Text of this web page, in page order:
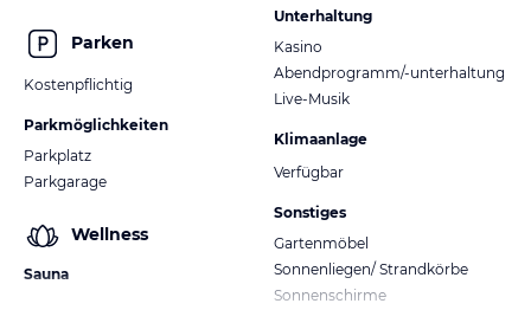
Parken
Kostenpflichtig
Parkmöglichkeiten
Parkplatz
Parkgarage
Wellness
Sauna
Unterhaltung
Kasino
Abendprogramm/-unterhaltung
Live-Musik
Klimaanlage
Verfügbar
Sonstiges
Gartenmöbel
Sonnenliegen/ Strandkörbe
Sonnenschirme